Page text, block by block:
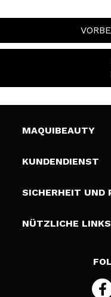
MAQUIBEAUTY
Über uns
Geschenkkarten
KUNDENDIENST
Liefer- und
Zahlung
SICHERHEIT UND
Bedingungen
NÜTZLICHE LINKS